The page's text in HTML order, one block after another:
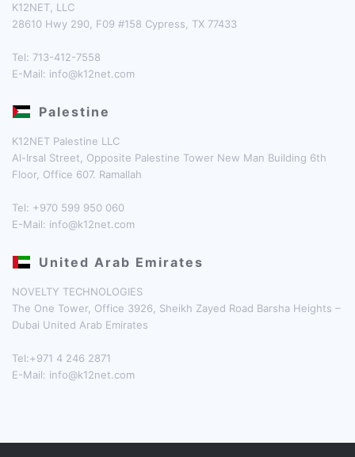
K12NET, LLC
28610 Hwy 290, F09 #158 Cypress, TX 77433
Tel: 713-412-7558
E-Mail: info@k12net.com
Palestine
K12NET Palestine LLC
Al-Irsal Street, Opposite Palestine Tower New Man Building 6th
Floor, Office 607. Ramallah
Tel: +970 599 950 060
E-Mail: info@k12net.com
United Arab Emirates
NOVELTY TECHNOLOGIES
The One Tower, Office 3926, Sheikh Zayed Road Barsha Heights –
Dubai United Arab Emirates
Tel:+971 4 246 2871
E-Mail: info@k12net.com